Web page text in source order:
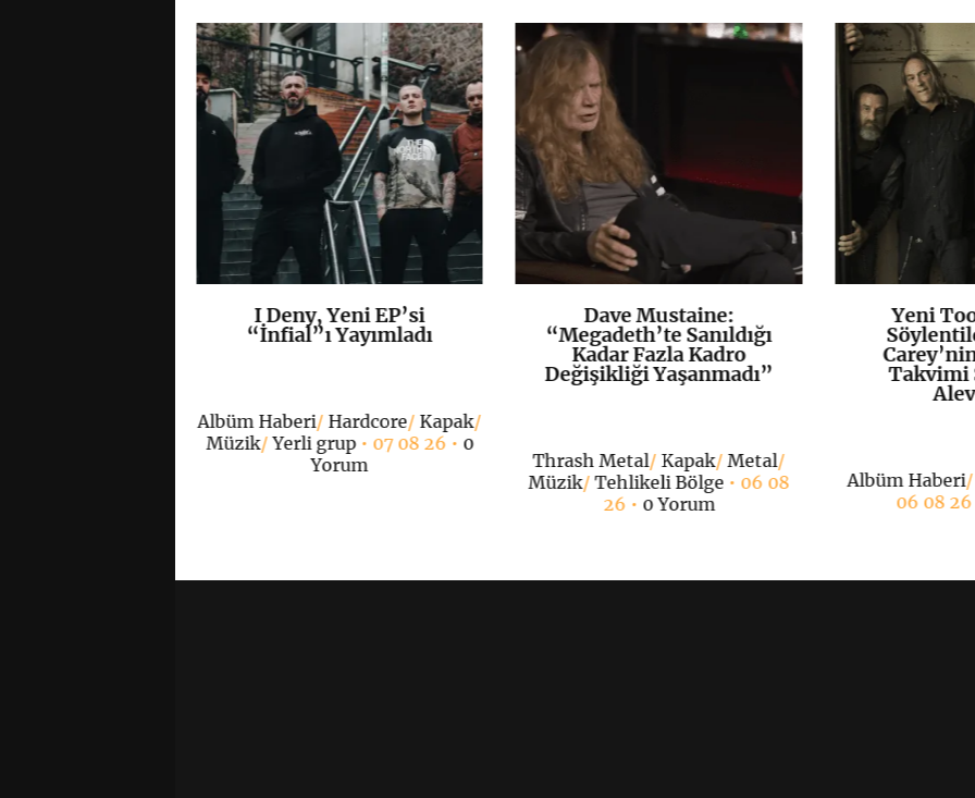
K+
I Deny, Yeni EP’si
“İnfial”ı Yayımladı
Albüm Haberi/ Hardcore/ Kapak/
Müzik/Yerli grup• 07 08 26 • 0
Yorum
K+
Dave Mustaine:
“Megadeth’te Sanıldığı
Kadar Fazla Kadro
Değişikliği Yaşanmadı”
Thrash Metal/ Kapak/Metal/
Müzik/Tehlikeli Bölge • 06 08
26 • 0 Yorum
Yeni
Takvimi
Albüm Haberi
06 08